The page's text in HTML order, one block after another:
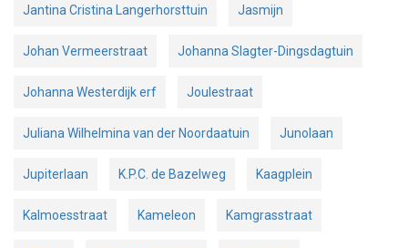
Jantina Cristina Langerhorsttuin Jasmijn
Johan Vermeerstraat Johanna Slagter-Dingsdagtuin
Johanna Westerdijk erf Joulestraat
Juliana Wilhelmina van der Noordaatuin Junolaan
Jupiterlaan K.P.C. de Bazelweg Kaagplein
Kalmoesstraat Kameleon Kamgrasstraat